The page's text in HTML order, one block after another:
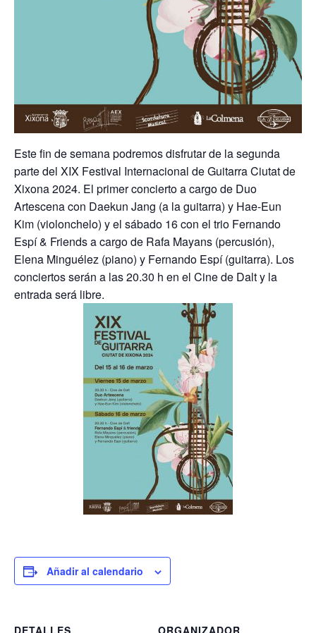
Este fin de semana podremos disfrutar de la segunda
parte del XIX Festival Internacional de Guitarra Ciutat de
Xixona 2024. El primer concierto a cargo de Duo
Artescena con Daekun Jang (a la guitarra) y Hae-Eun
Kim (violonchelo) y el sábado 16 con el trio Fernando
Espí & Friends a cargo de Rafa Mayans (percusión),
Elena Minguélez (piano) y Fernando Espí (guitarra). Los
conciertos serán a las 20.30 h en el Cine de Dalt y la
entrada será libre.
Añadir al calendario
DETALLES
ORGANIZADOR